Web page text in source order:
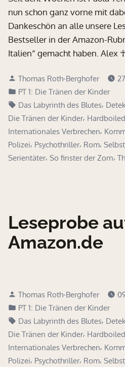
nun schon ganz vorne mit
Dankeschön an alle unsere
Bestseller in der Amazon-
Italien“ gemacht haben. Alex
Verfasst
von
Thomas Roth-Berghofer
Veröffentlicht
in
PT 1: Die Tränen der Kinder
Schlagwörter:
Das Labyrinth des Blutes,
Die Tränen der Kinder,
Internationales Verbrechen,
Polizei, Psychothriller, Rom,
Serientäter, So finster der Zorn,
Leseprobe
Amazon.de
Verfasst
von
Thomas Roth-Berghofer
Veröffentlicht
in
PT 1: Die Tränen der Kinder
Schlagwörter:
Das Labyrinth des Blutes,
Die Tränen der Kinder,
Internationales Verbrechen,
Polizei, Psychothriller, Rom,